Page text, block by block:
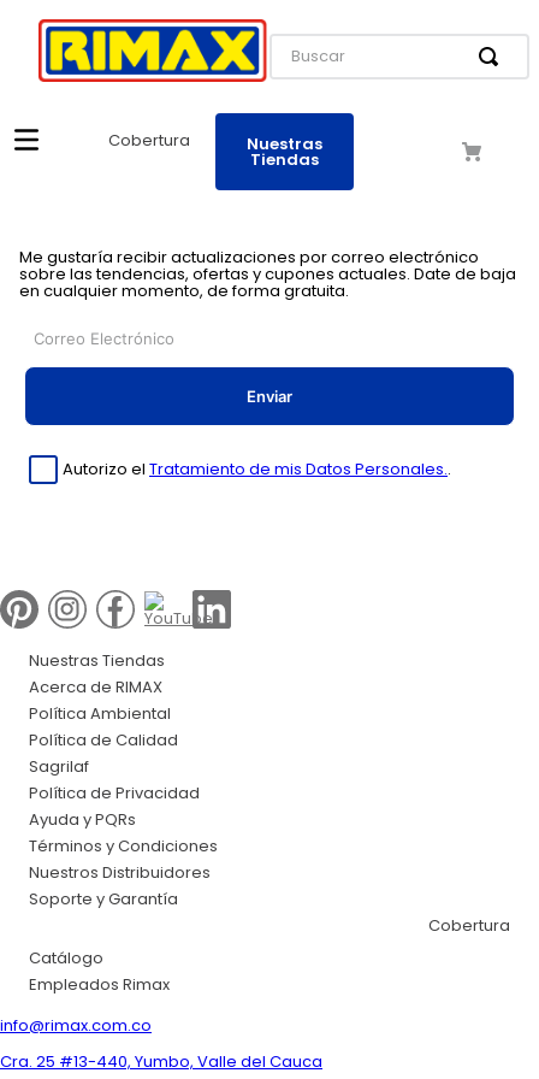
Buscar
Cobertura Nuestras
Tiendas
Me gustaría recibir actualizaciones por correo electrónico
sobre las tendencias, ofertas y cupones actuales. Date de baja
en cualquier momento, de forma gratuita.
Enviar
Autorizo el Tratamiento de mis Datos Personales..
Nuestras Tiendas
Acerca de RIMAX
Política Ambiental
Política de Calidad
Sagrilaf
Política de Privacidad
Ayuda y PQRs
Términos y Condiciones
Nuestros Distribuidores
Soporte y Garantía
Cobertura
Catálogo
Empleados Rimax
info@rimax.com.co
Cra. 25 #13-440, Yumbo, Valle del Cauca